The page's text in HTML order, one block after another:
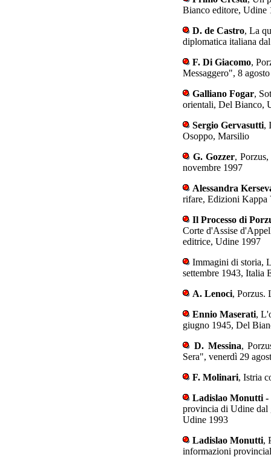
Bianco editore, Udine
D. de Castro, La
diplomatica italiana
F. Di Giacomo,
Messaggero", 8
Galliano Fogar,
orientali, Del Bianco,
Sergio Gervasutti,
Osoppo, Marsilio
G. Gozzer,
novembre 1997
Alessandra
rifare, Edizioni Kappa
Il Processo di
Corte d'Assise
editrice, Udine 1997
Immagini di storia,
settembre 1943, Italia
A. Lenoci, Porzus.
Ennio Maserati,
giugno 1945, Del
D. Messina,
Sera", venerdì 29
F. Molinari, Istria
Ladislao Monutti -
provincia di Udine dal
Udine 1993
Ladislao Monutti,
informazioni